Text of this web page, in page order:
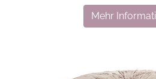
Mehr